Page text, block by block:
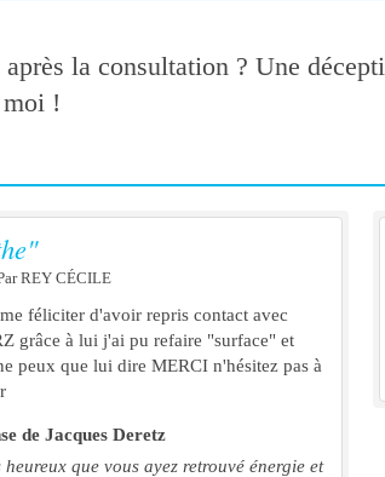
la consultation ? Une
!
REY CÉCILE
féliciter d'avoir repris contact avec
grâce à lui j'ai pu refaire "surface" et
peux que lui dire MERCI n'hésitez pas à
de Jacques Deretz
heureux que vous ayez retrouvé énergie et